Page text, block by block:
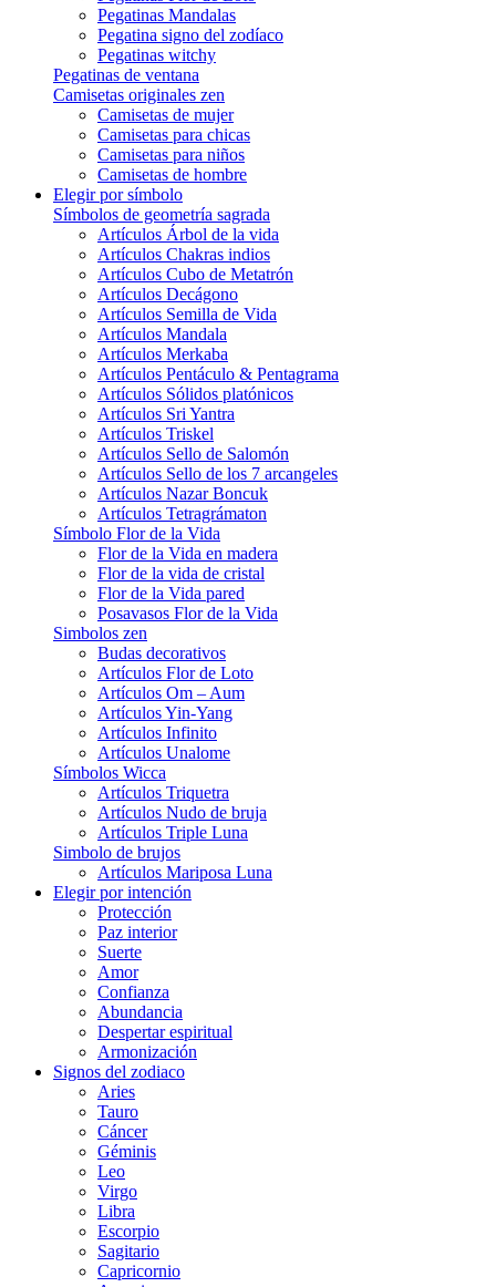
Pegatinas Mandalas
Pegatina signo del zodíaco
Pegatinas witchy
Pegatinas de ventana
Camisetas originales zen
Camisetas de mujer
Camisetas para chicas
Camisetas para niños
Camisetas de hombre
Elegir por símbolo
Símbolos de geometría sagrada
Artículos Árbol de la vida
Artículos Chakras indios
Artículos Cubo de Metatrón
Artículos Decágono
Artículos Semilla de Vida
Artículos Mandala
Artículos Merkaba
Artículos Pentáculo & Pentagrama
Artículos Sólidos platónicos
Artículos Sri Yantra
Artículos Triskel
Artículos Sello de Salomón
Artículos Sello de los 7 arcangeles
Artículos Nazar Boncuk
Artículos Tetragrámaton
Símbolo Flor de la Vida
Flor de la Vida en madera
Flor de la vida de cristal
Flor de la Vida pared
Posavasos Flor de la Vida
Simbolos zen
Budas decorativos
Artículos Flor de Loto
Artículos Om – Aum
Artículos Yin-Yang
Artículos Infinito
Artículos Unalome
Símbolos Wicca
Artículos Triquetra
Artículos Nudo de bruja
Artículos Triple Luna
Simbolo de brujos
Artículos Mariposa Luna
Elegir por intención
Protección
Paz interior
Suerte
Amor
Confianza
Abundancia
Despertar espiritual
Armonización
Signos del zodiaco
Aries
Tauro
Cáncer
Géminis
Leo
Virgo
Libra
Escorpio
Sagitario
Capricornio